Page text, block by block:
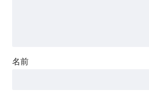
名前